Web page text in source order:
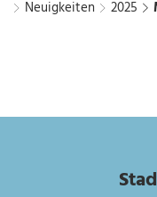
Neuigkeiten
2025